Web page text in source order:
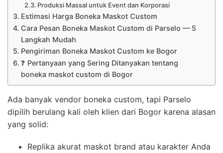
Produksi Massal untuk Event dan Korporasi
Estimasi Harga Boneka Maskot Custom
Cara Pesan Boneka Maskot Custom di Parselo — 5
Langkah Mudah
Pengiriman Boneka Maskot Custom ke Bogor
❓ Pertanyaan yang Sering Ditanyakan tentang
boneka maskot custom di Bogor
Ada banyak vendor boneka custom, tapi Parselo
dipilih berulang kali oleh klien dari Bogor karena alasan
yang solid:
Replika akurat maskot brand atau karakter Anda